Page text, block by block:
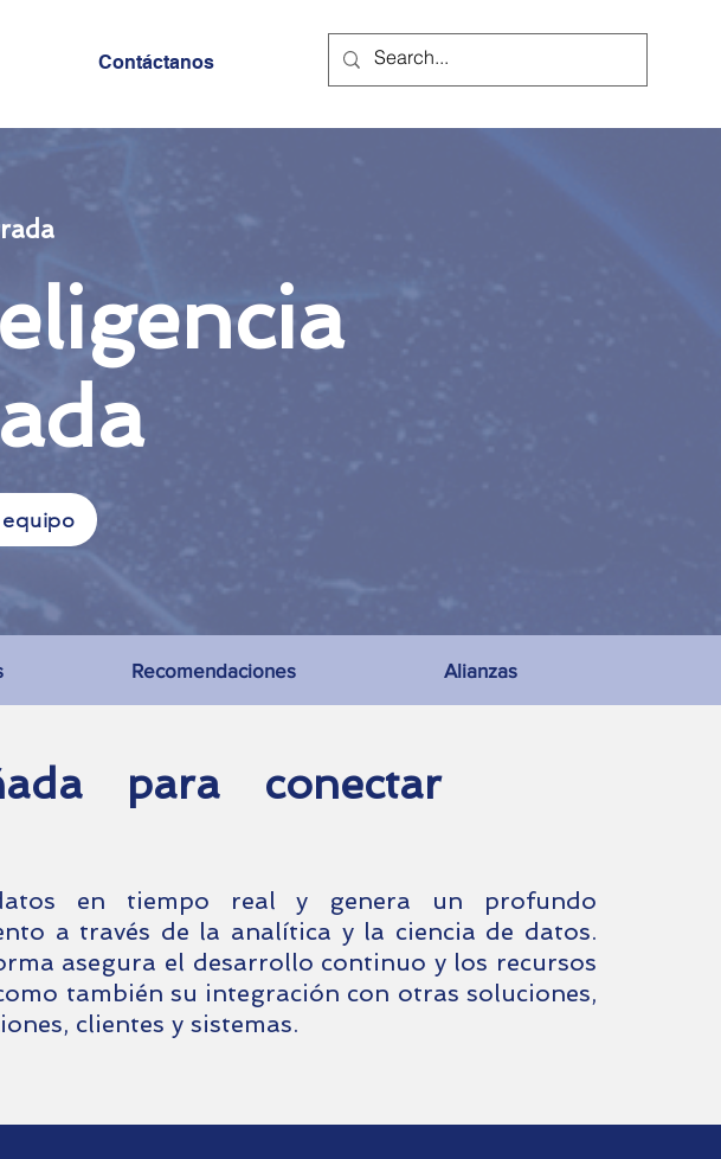
Contáctanos
Recomendaciones Alianzas
para conectar
en tiempo real y genera un profundo
a través de la analítica y la ciencia de datos.
asegura el desarrollo continuo y los recursos
también su integración con otras soluciones,
clientes y sistemas.